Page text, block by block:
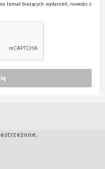
temat bieżących wydarzeń, nowości z